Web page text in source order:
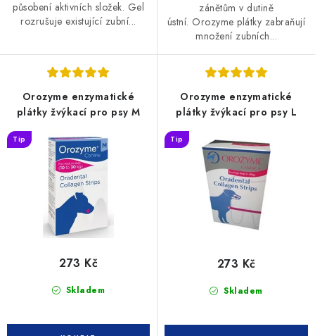
působení aktivních složek. Gel
rozrušuje existující zubní...
zánětům v dutině
ústní. Orozyme plátky zabraňují
množení zubních...
Orozyme enzymatické
plátky žvýkací pro psy M
Tip
Skladem
273 Kč
Orozyme enzymatické
plátky žvýkací pro psy L
Tip
Skladem
273 Kč